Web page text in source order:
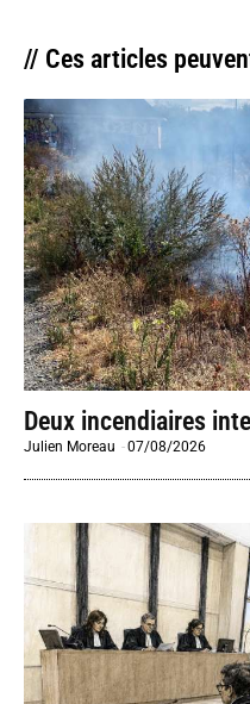
// Ces articles
Deux incendiaires
Julien Moreau -07/08/2026